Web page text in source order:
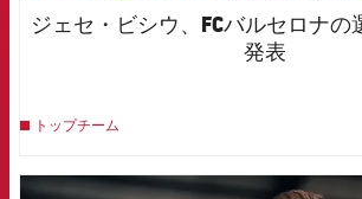
ジェセ・ビシウ、FCバルセロナの
発表
トップチーム
FCB